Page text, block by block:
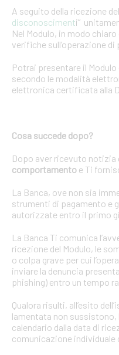
A seguito della ricezione
disconoscimenti”
Nel Modulo, in modo
verifiche sull’operazione
Potrai presentare il
secondo le modalità
elettronica certificata alla
Cosa succede dopo?
Dopo aver ricevuto notizia
comportamento e Ti
La Banca, ove non sia
strumenti di pagamento e
autorizzate entro il primo
La Banca Ti comunica
ricezione del Modulo, le
o colpa grave per cui
inviare la denuncia
phishing) entro un tempo
Qualora risulti, all’esito
lamentata non sussistono,
calendario dalla data di
comunicazione individuale